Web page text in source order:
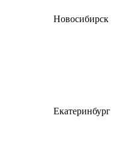
Новосибирск
Екатеринбург